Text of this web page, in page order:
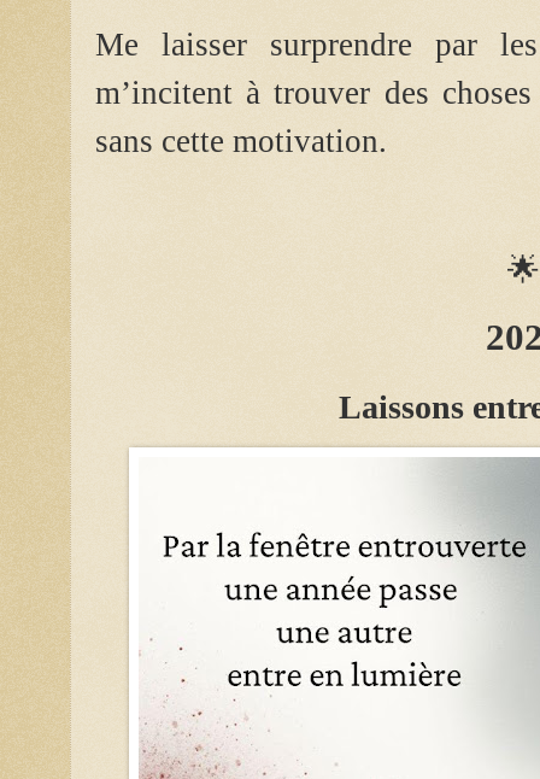
Me laisser surprendre par
m’incitent à trouver des
sans cette motivation.
🌟
Laissons